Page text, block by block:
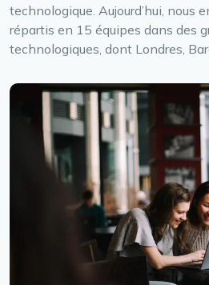
technologique. Aujourd’hui, nous
répartis en 15 équipes dans des
technologiques, dont Londres,